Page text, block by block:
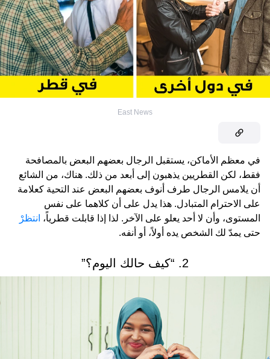
East News
في معظم الأماكن، يستقبل الرجال بعضهم البعض بالمصافحة
فقط، لكن القطريين يذهبون إلى أبعد من ذلك. هناك، من الشائع
أن يلامس الرجال طرف أنوف بعضهم البعض عند التحية كعلامة
على الاحترام المتبادل. هذا يدل على أن كلاهما على نفس
المستوى، وأن لا أحد يعلو على الآخر. لذا إذا قابلت قطرياً، انتظرْ
حتى يمدّ لك الشخص يده أولاً، أو أنفه.
2. “كيف حالك اليوم؟”